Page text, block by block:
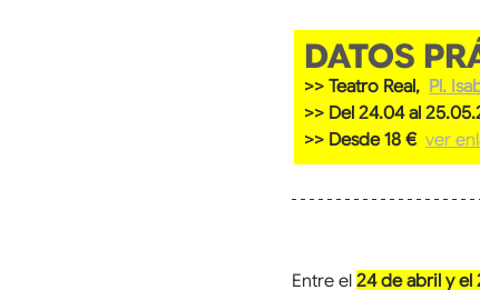
DATOS
>> Teatro Real, Pl.
>> Del 24.04 al
>> Desde 18 € ver
Entre el 24 de abril y el